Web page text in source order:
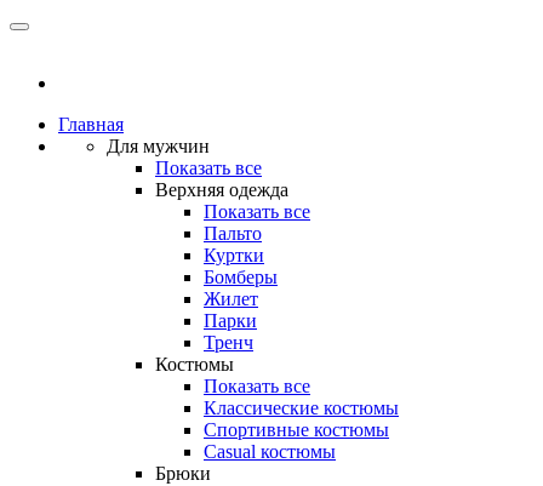
Главная
Для мужчин
Показать все
Верхняя одежда
Показать все
Пальто
Куртки
Бомберы
Жилет
Парки
Тренч
Костюмы
Показать все
Классические костюмы
Спортивные костюмы
Casual костюмы
Брюки